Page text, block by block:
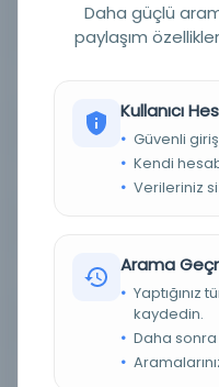
BASIM TARIHI
Kitap
Evet
Daha güçlü
paylaşım
Kullanıcı
Güvenli
Kendi
Verileriniz
Arama
Yaptığınız
kaydedin.
Daha sonra